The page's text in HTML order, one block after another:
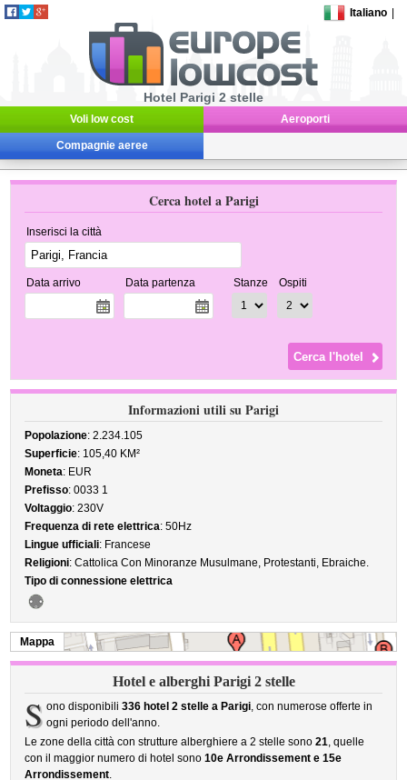
Italiano
Hotel Parigi 2 stelle
Voli low cost Aeroporti
Compagnie aeree
Cerca hotel a Parigi
Inserisci la città
Data arrivo Data partenza Stanze Ospiti
Informazioni utili su Parigi
Popolazione: 2.234.105
Superficie: 105,40 KM²
Moneta: EUR
Prefisso: 0033 1
Voltaggio: 230V
Frequenza di rete elettrica: 50Hz
Lingue ufficiali: Francese
Religioni: Cattolica Con Minoranze Musulmane, Protestanti, Ebraiche.
Tipo di connessione elettrica
Mappa
Hotel e alberghi Parigi 2 stelle
S ono disponibili 336 hotel 2 stelle a Parigi, con numerose offerte in
ogni periodo dell'anno.
Le zone della città con strutture alberghiere a 2 stelle sono21, quelle
con il maggior numero di hotel sono10e Arrondissement e 15e
Arrondissement.